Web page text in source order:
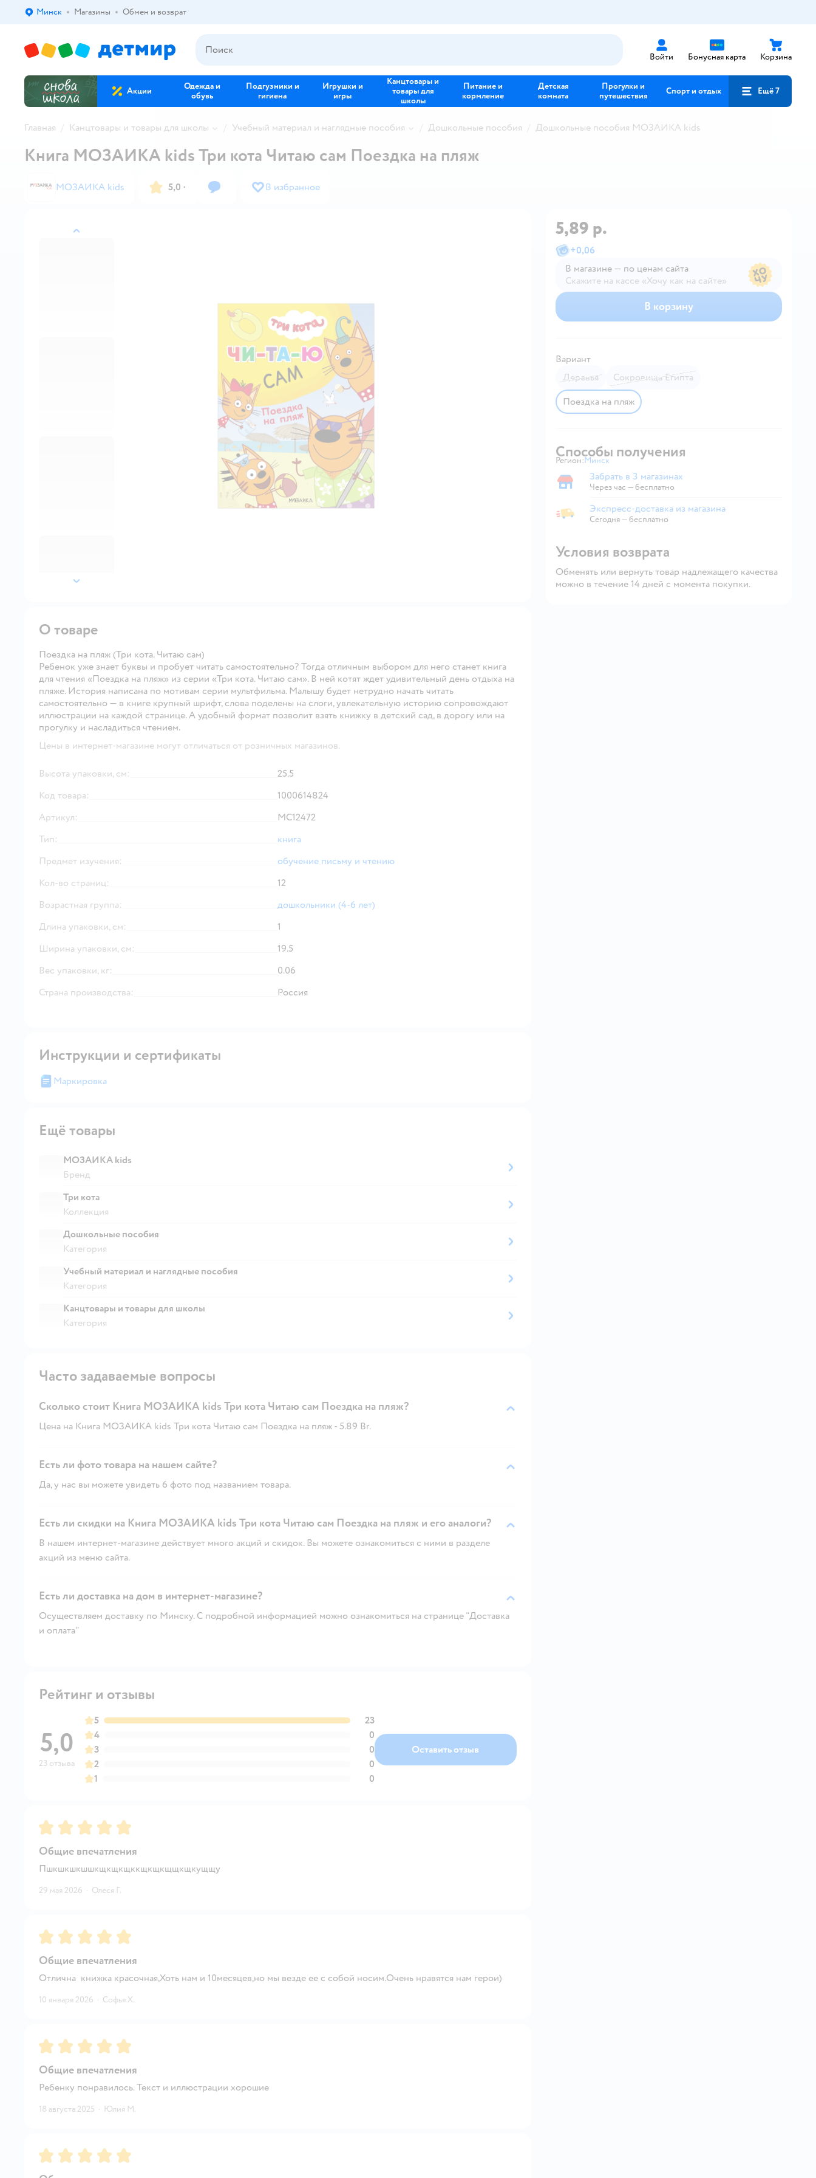
Выбор адреса доставки.
Минск Магазины Обмен и возврат
Войти Бонусная карта Корзина
Акции
Одежда и
обувь
Подгузники и
гигиена
Игрушки и
игры
Канцтовары и
товары для
школы
Питание и
кормление
Детская
комната
Прогулки и
путешествия
Спорт и отдых Ещё 7
Главная Канцтовары и товары для школы Учебный материал и наглядные пособия Дошкольные пособия Дошкольные пособия МОЗАИКА kids
назад
далее
Книга МОЗАИКА kids Три кота Читаю сам Поездка на пляж
МОЗАИКА kids 5,0 · В избранное
5,89 р.
+0,06
В магазине — по ценам сайта
Скажите на кассе «Хочу как на сайте»
В магазине — по ценам сайта
В корзину
Вариант
Деревья
Сокровища Египта
Поездка на пляж
Способы получения
Регион: Выбор адреса доставки.
Минск
Забрать в магазине
Забрать в 3 магазинах
Через час — бесплатно
Экспресс-доставка из магазина
Экспресс-доставка из магазина
Сегодня—бесплатно
Условия возврата
Обменять или вернуть товар надлежащего качества
можно в течение 14 дней с момента покупки.
О товаре
Поездка на пляж (Три кота. Читаю сам)
Ребенок уже знает буквы и пробует читать самостоятельно? Тогда отличным выбором для него станет книга
для чтения «Поездка на пляж» из серии «Три кота. Читаю сам». В ней котят ждет удивительный день отдыха на
пляже. История написана по мотивам серии мультфильма. Малышу будет нетрудно начать читать
самостоятельно — в книге крупный шрифт, слова поделены на слоги, увлекательную историю сопровождают
иллюстрации на каждой странице. А удобный формат позволит взять книжку в детский сад, в дорогу или на
прогулку и насладиться чтением.
Цены в интернет-магазине могут отличаться от розничных магазинов.
Высота упаковки, см:
25.5
Код товара:
1000614824
Артикул:
МС12472
Тип:
книга
Предмет изучения:
обучение письму и чтению
Кол-во страниц:
12
Возрастная группа:
дошкольники (4-6 лет)
Длина упаковки, см:
1
Ширина упаковки, см:
19.5
Вес упаковки, кг:
0.06
Страна производства:
Россия
Инструкции и сертификаты
Маркировка
Ещё товары
МОЗАИКА kids
Бренд
Три кота
Коллекция
Дошкольные пособия
Категория
Учебный материал и наглядные пособия
Категория
Канцтовары и товары для школы
Категория
Часто задаваемые вопросы
Сколько стоит Книга МОЗАИКА kids Три кота Читаю сам Поездка на пляж?
Цена на Книга МОЗАИКА kids Три кота Читаю сам Поездка на пляж - 5.89 Br.
Есть ли фото товара на нашем сайте?
Да, у нас вы можете увидеть 6 фото под названием товара.
Есть ли скидки на Книга МОЗАИКА kids Три кота Читаю сам Поездка на пляж и его аналоги?
В нашем интернет-магазине действует много акций и скидок. Вы можете ознакомиться с ними в разделе
акций из меню сайта.
Есть ли доставка на дом в интернет-магазине?
Осуществляем доставку по Минску. С подробной информацией можно ознакомиться на странице "Доставка
и оплата"
Рейтинг и отзывы
5,0
23 отзыва
5
23
4
0
3
0
2
0
1
0
Оставить отзыв
Рейтинг:5
Общие впечатления
Пшкшкшкшшкщкщкщккщкщкщщкщкущщу
29 мая 2026 · Олеся Г.
Рейтинг:5
Общие впечатления
Отлична книжка красочная,Хоть нам и 10месяцев,но мы везде ее с собой носим.Очень нравятся нам герои)
10 января 2026 · Софья Х.
Рейтинг:5
Общие впечатления
Ребенку понравилось. Текст и иллюстрации хорошие
18 августа 2025 · Юлия М.
Рейтинг:5